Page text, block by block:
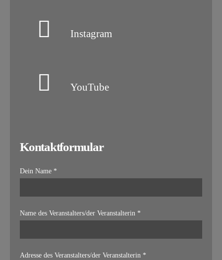
Instagram
YouTube
Kontaktformular
Dein Name *
Name des Veranstalters/der Veranstalterin *
Adresse des Veranstalters/der Veranstalterin *